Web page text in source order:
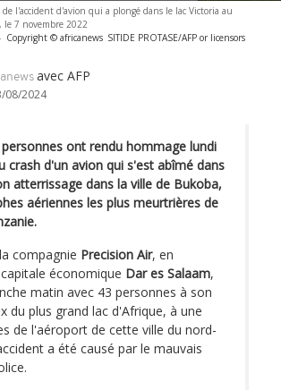
de l'accident d'avion qui a plongé dans le lac Victoria au
le 7 novembre 2022
Copyright © africanews SITIDE PROTASE/AFP or licensors
avec AFP
08/2024
ont rendu hommage lundi
crash d'un avion qui s'est abîmé dans
atterrissage dans la ville de Bukoba,
aériennes les plus meurtrières de
compagnie Precision Air, en
économique Dar es Salaam,
matin avec 43 personnes à son
du plus grand lac d'Afrique, à une
de l'aéroport de cette ville du nord-
a été causé par le mauvais